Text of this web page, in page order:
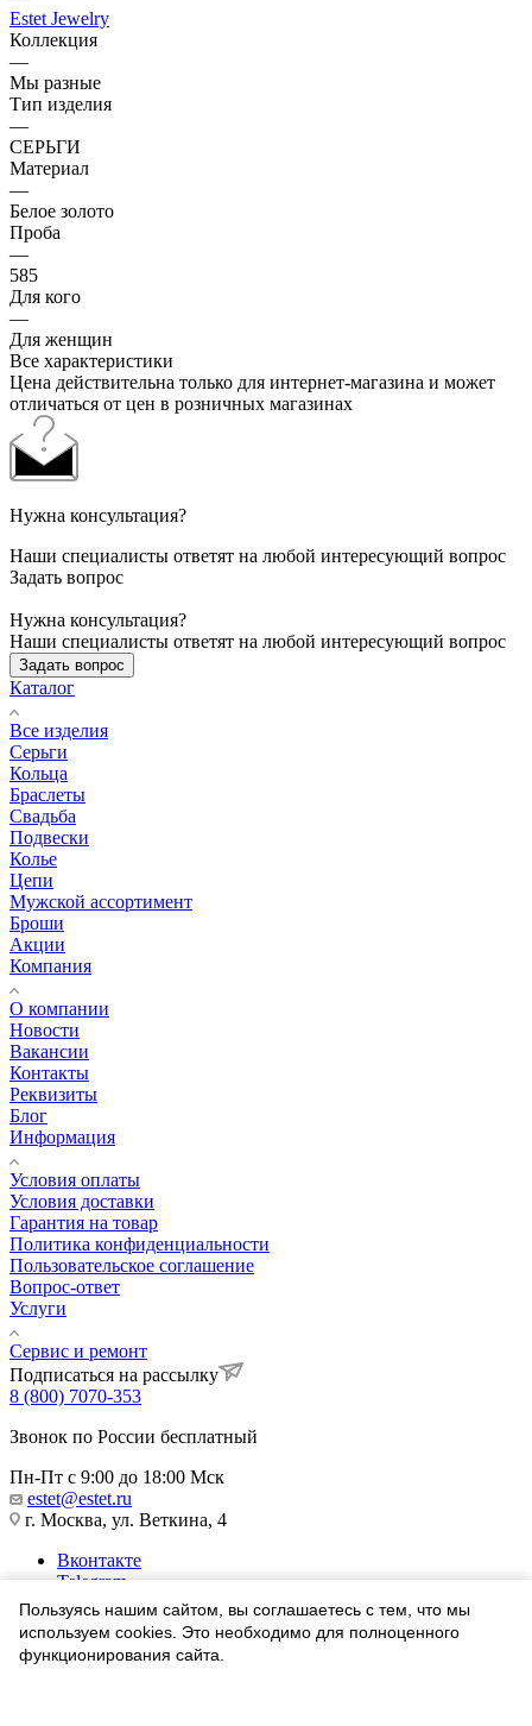
Estet Jewelry
Коллекция
—
Мы разные
Тип изделия
—
СЕРЬГИ
Материал
—
Белое золото
Проба
—
585
Для кого
—
Для женщин
Все характеристики
Цена действительна только для интернет-магазина и может
отличаться от цен в розничных магазинах
Нужна консультация?
Наши специалисты ответят на любой интересующий вопрос
Задать вопрос
Нужна консультация?
Наши специалисты ответят на любой интересующий вопрос
Задать вопрос
Каталог
Все изделия
Серьги
Кольца
Браслеты
Свадьба
Подвески
Колье
Цепи
Мужской ассортимент
Броши
Акции
Компания
О компании
Новости
Вакансии
Контакты
Реквизиты
Блог
Информация
Условия оплаты
Условия доставки
Гарантия на товар
Политика конфиденциальности
Пользовательское соглашение
Вопрос-ответ
Услуги
Сервис и ремонт
Подписаться на рассылку
8 (800) 7070-353
Звонок по России бесплатный
Пн-Пт с 9:00 до 18:00 Мск
estet@estet.ru
г. Москва, ул. Веткина, 4
Вконтакте
Telegram
Одноклассники
WhatsApp
1991-2026 © Ювелирный Дом ЭСТЕТ
Пользуясь нашим сайтом, вы соглашаетесь с тем, что мы
используем cookies. Это необходимо для полноценного
функционирования сайта.